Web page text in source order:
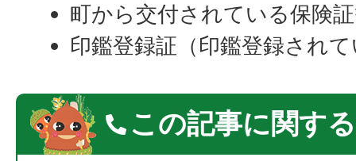
町から交付されている保険
印鑑登録証（印鑑登録され
この記事に関す